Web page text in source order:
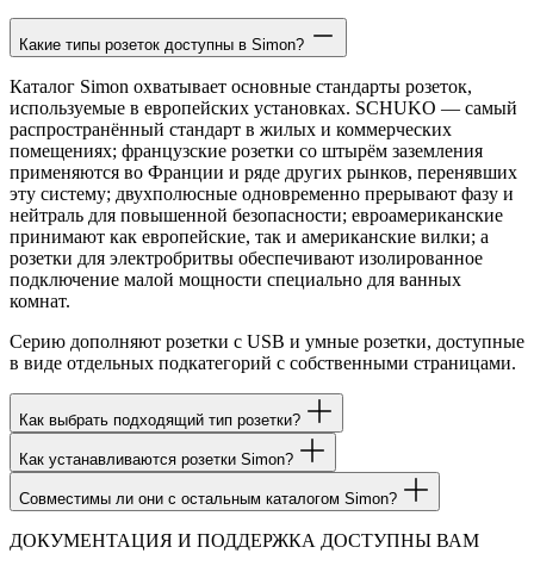
Какие типы розеток доступны в Simon?
Каталог Simon охватывает основные стандарты розеток,
используемые в европейских установках. SCHUKO — самый
распространённый стандарт в жилых и коммерческих
помещениях; французские розетки со штырём заземления
применяются во Франции и ряде других рынков, перенявших
эту систему; двухполюсные одновременно прерывают фазу и
нейтраль для повышенной безопасности; евроамериканские
принимают как европейские, так и американские вилки; а
розетки для электробритвы обеспечивают изолированное
подключение малой мощности специально для ванных
комнат.
Серию дополняют розетки с USB и умные розетки, доступные
в виде отдельных подкатегорий с собственными страницами.
Как выбрать подходящий тип розетки?
Как устанавливаются розетки Simon?
Совместимы ли они с остальным каталогом Simon?
ДОКУМЕНТАЦИЯ И ПОДДЕРЖКА ДОСТУПНЫ ВАМ